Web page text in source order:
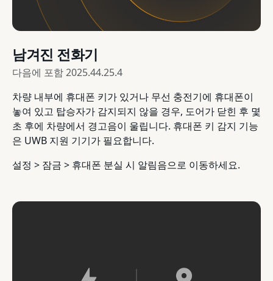
남겨진 전화기
다음에 포함2025.44.25.4
차량 내부에 휴대폰 키가 있거나 무선 충전기에 휴대폰이
놓여 있고 탑승자가 감지되지 않을 경우, 도어가 닫힌 후 몇
초 후에 차량에서 경고음이 울립니다. 휴대폰 키 감지 기능
은 UWB 지원 기기가 필요합니다.
설정 > 잠금 > 휴대폰 분실 시 알림음으로 이동하세요.